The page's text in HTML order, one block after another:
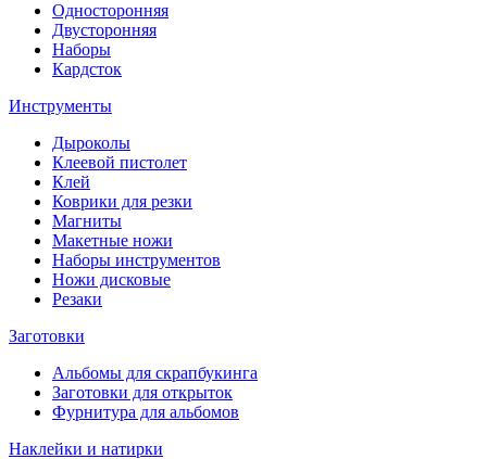
Односторонняя
Двусторонняя
Наборы
Кардсток
Инструменты
Дыроколы
Клеевой пистолет
Клей
Коврики для резки
Магниты
Макетные ножи
Наборы инструментов
Ножи дисковые
Резаки
Заготовки
Альбомы для скрапбукинга
Заготовки для открыток
Фурнитура для альбомов
Наклейки и натирки